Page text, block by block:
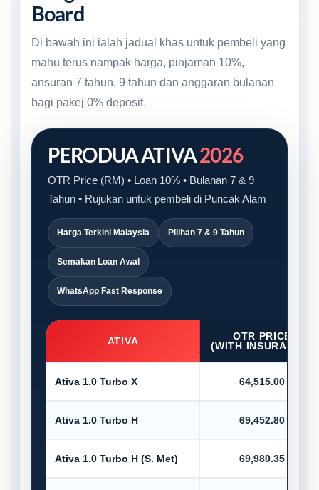
Board
Di bawah ini ialah jadual khas untuk pembeli yang
mahu terus nampak harga, pinjaman 10%,
ansuran 7 tahun, 9 tahun dan anggaran bulanan
bagi pakej 0% deposit.
PERODUA ATIVA2026
OTR Price (RM) • Loan 10% • Bulanan 7 & 9
Tahun • Rujukan untuk pembeli di Puncak Alam
Harga Terkini Malaysia Pilihan 7 & 9 Tahun
Semakan Loan Awal
WhatsApp Fast Response
ATIVA
OTR PRICE
(WITH INSURANCE)
Ativa 1.0 Turbo X 64,515.00
Ativa 1.0 Turbo H 69,452.80
Ativa 1.0 Turbo H (S. Met) 69,980.35